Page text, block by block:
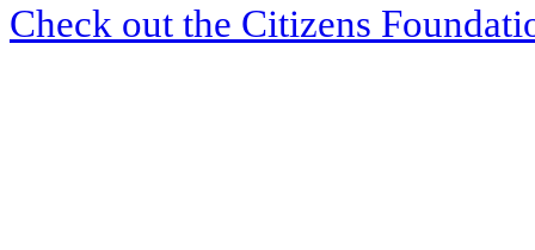
Check out the Citizens